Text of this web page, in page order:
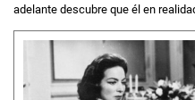
adelante descubre que él en